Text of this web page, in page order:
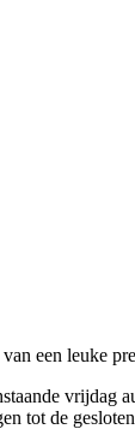
een leuke
vrijdag
tot de